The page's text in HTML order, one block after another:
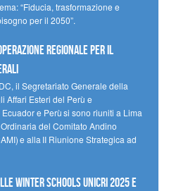
“Fiducia, trasformazione e
per il 2050”.
regionale per il
il Segretariato Generale della
Affari Esteri del Perù e
e Perù si sono riuniti a Lima
del Comitato Andino
e alla II Riunione Strategica ad
Winter Schools UNICRI 2025 e